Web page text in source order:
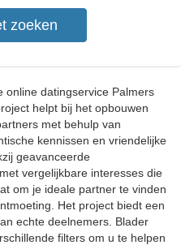
online datingservice Palmers
helpt bij het opbouwen
met behulp van
kennissen en vriendelijke
geavanceerde
vergelijkbare interesses die
om je ideale partner te vinden
Het project biedt een
echte deelnemers. Blader
filters om u te helpen